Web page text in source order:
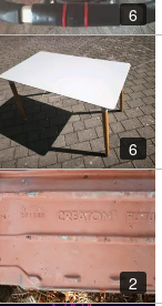
6
6
2